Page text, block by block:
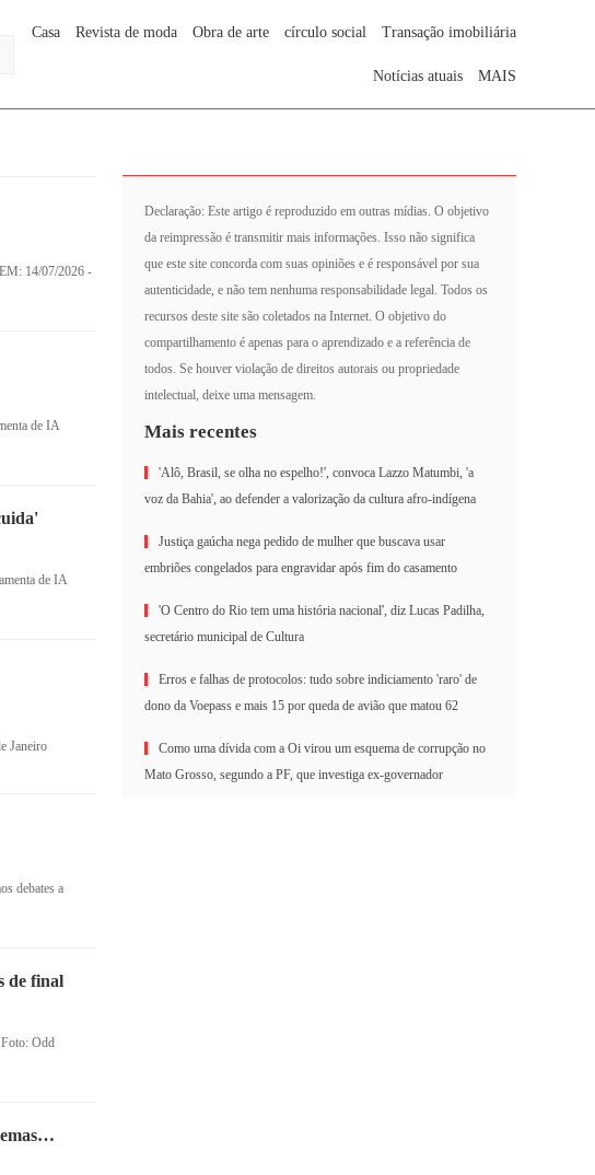
Casa Revista de moda Obra de arte círculo social Transação imobiliária
Notícias atuais MAIS
14/07/2026 -
de IA
de IA
Janeiro
debates a
de final
Odd
Declaração: Este artigo é reproduzido em outras mídias. O objetivo
da reimpressão é transmitir mais informações. Isso não significa
que este site concorda com suas opiniões e é responsável por sua
autenticidade, e não tem nenhuma responsabilidade legal. Todos os
recursos deste site são coletados na Internet. O objetivo do
compartilhamento é apenas para o aprendizado e a referência de
todos. Se houver violação de direitos autorais ou propriedade
intelectual, deixe uma mensagem.
Mais recentes
'Alô, Brasil, se olha no espelho!', convoca Lazzo Matumbi, 'a
voz da Bahia', ao defender a valorização da cultura afro-indígena
Justiça gaúcha nega pedido de mulher que buscava usar
embriões congelados para engravidar após fim do casamento
'O Centro do Rio tem uma história nacional', diz Lucas Padilha,
secretário municipal de Cultura
Erros e falhas de protocolos: tudo sobre indiciamento 'raro' de
dono da Voepass e mais 15 por queda de avião que matou 62
Como uma dívida com a Oi virou um esquema de corrupção no
Mato Grosso, segundo a PF, que investiga ex-governador